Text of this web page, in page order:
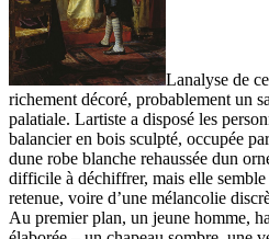
Lanalyse de
richement décoré, probablement un
palatiale. Lartiste a disposé les
balancier en bois sculpté, occupée
dune robe blanche rehaussée dun
difficile à déchiffrer, mais elle
retenue, voire d’une mélancolie
Au premier plan, un jeune homme,